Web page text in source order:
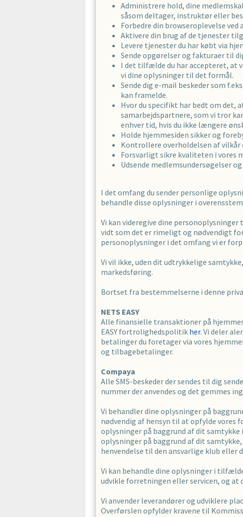
Administrere hold, dine
såsom deltager, instruktør eller
Forbedre din browseroplevelse
Aktivere din brug af de tjenester
Levere tjenester du har købt via
Sende opgørelser og fakturaer til
I det tilfælde du har accepteret, at
vi dine oplysninger til det formål.
Sende dig e-mail beskeder som
kan framelde.
Hvor du specifikt har bedt om det,
samarbejdspartnere, som vi tror
enhver tid, hvis du ikke længere
Holde hjemmesiden sikker og
Kontrollere overholdelsen af
Forsvarligt sikre kvaliteten i vores
Udsende medlemsundersøgelser
I det omfang du sender personlige
behandle disse oplysninger i
Vi kan videregive dine
vidt som det er rimeligt og nødvendigt
personoplysninger i det omfang vi er
Vi vil ikke, uden dit udtrykkelige
markedsføring.
Bortset fra bestemmelserne i denne
NETS EASY
Alle finansielle transaktioner på
EASY fortrolighedspolitik her. Vi deler
betalinger du foretager via vores
og tilbagebetalinger.
Compaya
Alle SMS-beskeder der sendes til dig
nummer der anvendes og det gemmes
Vi behandler dine oplysninger på
nødvendig af hensyn til at opfylde vores
oplysninger på baggrund af dit
oplysninger på baggrund af dit
henvendelse til den ansvarlige klub eller
Vi kan behandle dine oplysninger i
udvikle forretningen eller servicen, og at
Vi anvender leverandører og udviklere
Overførslen opfylder kravene til